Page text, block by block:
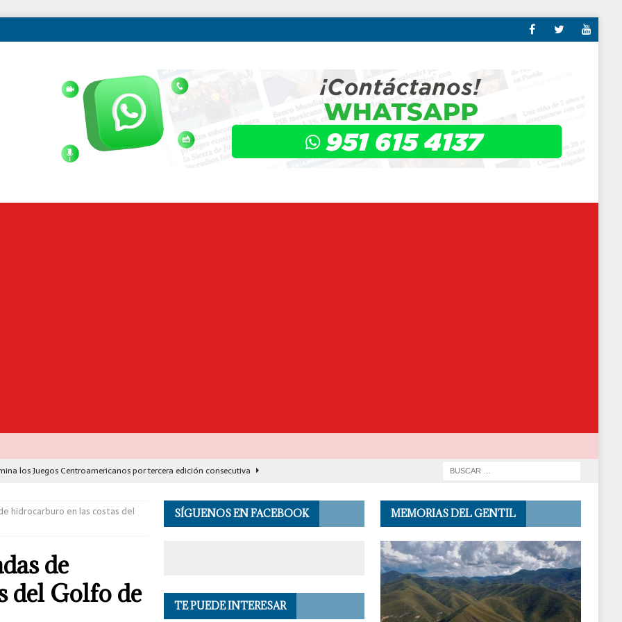
los Juegos Centroamericanos por tercera edición consecutiva
de Oaxaca con rehabilitación de carretera de Santa María
1.17 toneladas de cocaína y detiene a seis personas en Acapulco
preventiva a Ángel ‘N’, exgobernador de Guerrero
PRINCIPALES
hidrocarburo en las costas del
de
del Golfo de
SÍGUENOS EN FACEBOOK
TE PUEDE INTERESAR
MEMORIAS DEL GENTIL